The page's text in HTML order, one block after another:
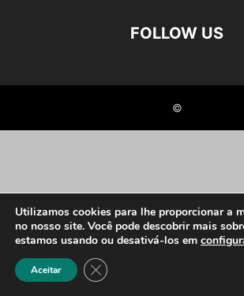
FOLLOW US
©
Utilizamos cookies para lhe proporcionar a
no nosso site. Você pode descobrir mais
estamos usando ou desativá-los em
Aceitar Close GDPR Cookie Banner